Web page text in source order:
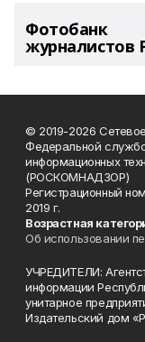
Фотобанк
журналистов
© 2019-2026
Федеральной
информационных
(РОСКОМНАДЗОР)
Регистрационный
2019 г.
Возрастная
Об использовании
УЧРЕДИТЕЛИ:
информации
унитарное
Издательский дом